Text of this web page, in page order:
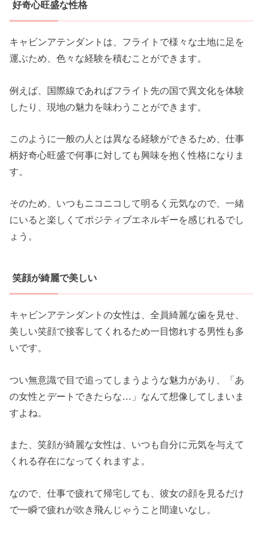
好奇心旺盛な性格
キャビンアテンダントは、フライトで様々な土地に足を
運ぶため、色々な経験を積むことができます。
例えば、国際線であればフライト先の国で異文化を体験
したり、現地の魅力を味わうことができます。
このように一般の人とは異なる経験ができるため、仕事
柄好奇心旺盛で何事に対しても興味を抱く性格になりま
す。
そのため、いつもニコニコして明るく元気なので、一緒
にいると楽しくてポジティブエネルギーを感じれるでし
ょう。
笑顔が綺麗で美しい
キャビンアテンダントの女性は、全員綺麗な歯を見せ、
美しい笑顔で接客してくれるため一目惚れする男性も多
いです。
つい無意識で目で追ってしまうような魅力があり、「あ
の女性とデートできたらな…」なんて想像してしまいま
すよね。
また、笑顔が綺麗な女性は、いつも自分に元気を与えて
くれる存在になってくれますよ。
なので、仕事で疲れて帰宅しても、彼女の顔を見るだけ
で一瞬で疲れが吹き飛んじゃうこと間違いなし。